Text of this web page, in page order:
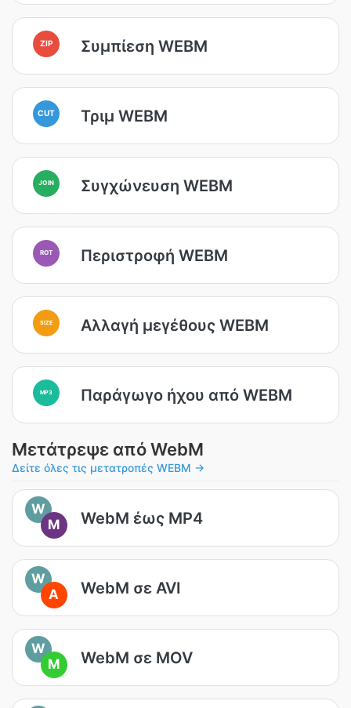
ZIP Συμπίεση WEBM
CUT Τριμ WEBM
JOIN Συγχώνευση WEBM
ROT Περιστροφή WEBM
SIZE Αλλαγή μεγέθους WEBM
MP3 Παράγωγο ήχου από WEBM
Μετάτρεψε από WebM
Δείτε όλες τις μετατροπές WEBM →
W
M
WebM έως MP4
W
A
WebM σε AVI
W
M
WebM σε MOV